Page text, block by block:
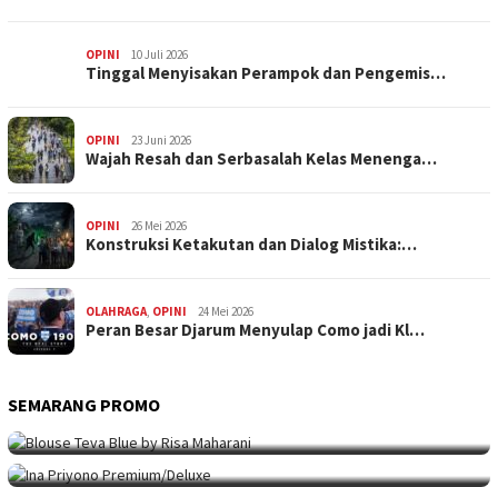
OPINI 10 Juli 2026
Tinggal Menyisakan Perampok dan Pengemis…
OPINI 23 Juni 2026
Wajah Resah dan Serbasalah Kelas Menenga…
OPINI 26 Mei 2026
Konstruksi Ketakutan dan Dialog Mistika:…
OLAHRAGA, OPINI 24 Mei 2026
Peran Besar Djarum Menyulap Como jadi Kl…
SEMARANG PROMO
SEMARANG PROMO 9 Mei 2026
SEMARANG PROMO 5 Mei 2026
Intip Koleksi Ina Priyono, Jenama Fesyen…